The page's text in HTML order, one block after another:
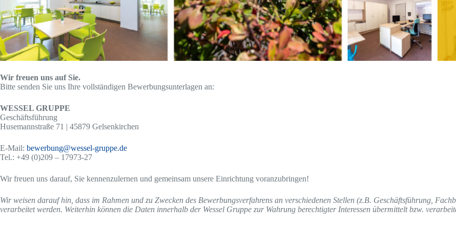
Wir freuen uns auf Sie.
Bitte senden Sie uns Ihre vollständigen Bewerbungsunterlagen an:
WESSEL GRUPPE
Geschäftsführung
Husemannstraße 71 | 45879 Gelsenkirchen
E-Mail: bewerbung@wessel-gruppe.de
Tel.: +49 (0)209 – 17973-27
Wir freuen uns darauf, Sie kennenzulernen und gemeinsam unsere Einrichtung voranzubringen!
Wir weisen darauf hin, dass im Rahmen und zu Zwecken des Bewerbungsverfahrens an verschiedenen Stellen (z.B. Geschäftsführung,
verarbeitet werden. Weiterhin können die Daten innerhalb der Wessel Gruppe zur Wahrung berechtigter Interessen übermittelt bzw.